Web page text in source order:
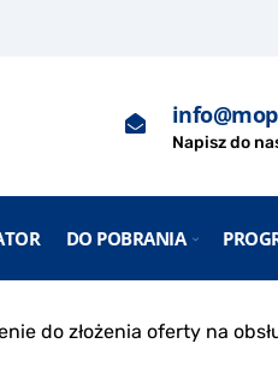
Napisz do
DO POBRANIA
do złożenia oferty na